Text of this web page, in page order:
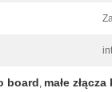
board, małe